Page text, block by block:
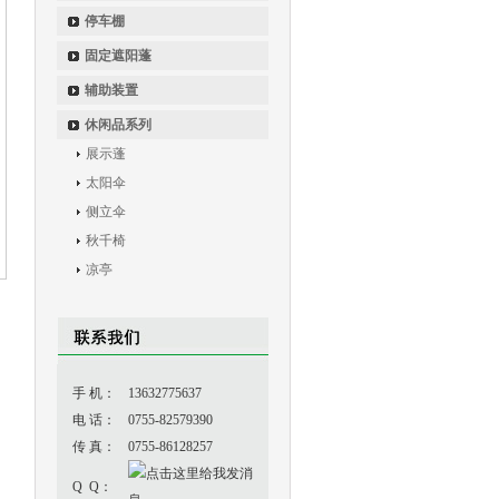
停车棚
固定遮阳蓬
辅助装置
休闲品系列
展示蓬
太阳伞
侧立伞
秋千椅
凉亭
手 机：
13632775637
电 话：
0755-82579390
传 真：
0755-86128257
Q Q：